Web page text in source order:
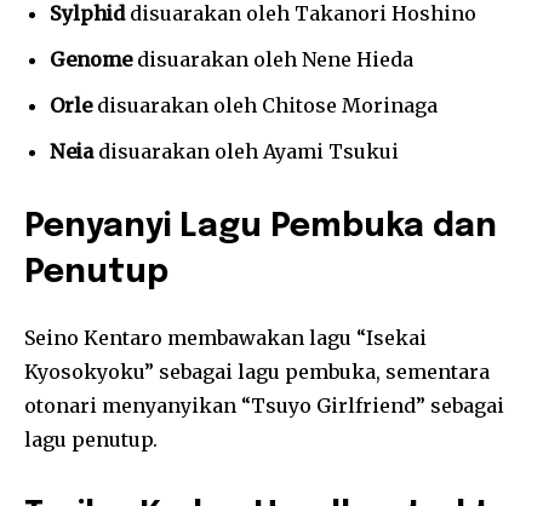
Sylphiddisuarakan oleh Takanori Hoshino
Genomedisuarakan oleh Nene Hieda
Orledisuarakan oleh Chitose Morinaga
Neiadisuarakan oleh Ayami Tsukui
Penyanyi Lagu Pembuka dan
Penutup
Seino Kentaro membawakan lagu “Isekai
Kyosokyoku” sebagai lagu pembuka, sementara
otonari menyanyikan “Tsuyo Girlfriend” sebagai
lagu penutup.